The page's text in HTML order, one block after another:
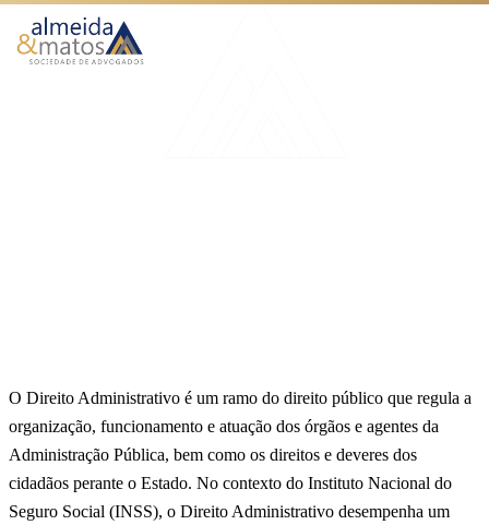
Atuação
O Direito Administrativo é um ramo do direito público que regula a
organização, funcionamento e atuação dos órgãos e agentes da
Administração Pública, bem como os direitos e deveres dos
cidadãos perante o Estado. No contexto do Instituto Nacional do
Seguro Social (INSS), o Direito Administrativo desempenha um